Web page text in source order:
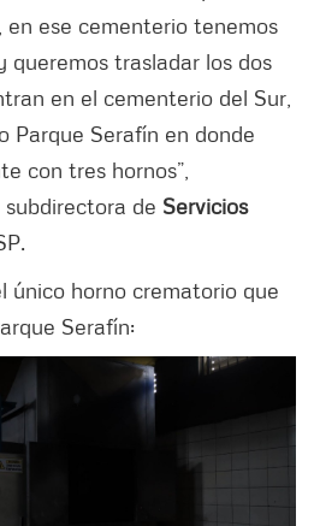
ese cementerio tenemos
queremos trasladar los dos
en el cementerio del Sur,
Parque Serafín en donde
con tres hornos”,
de Servicios
único horno crematorio que
Serafín: